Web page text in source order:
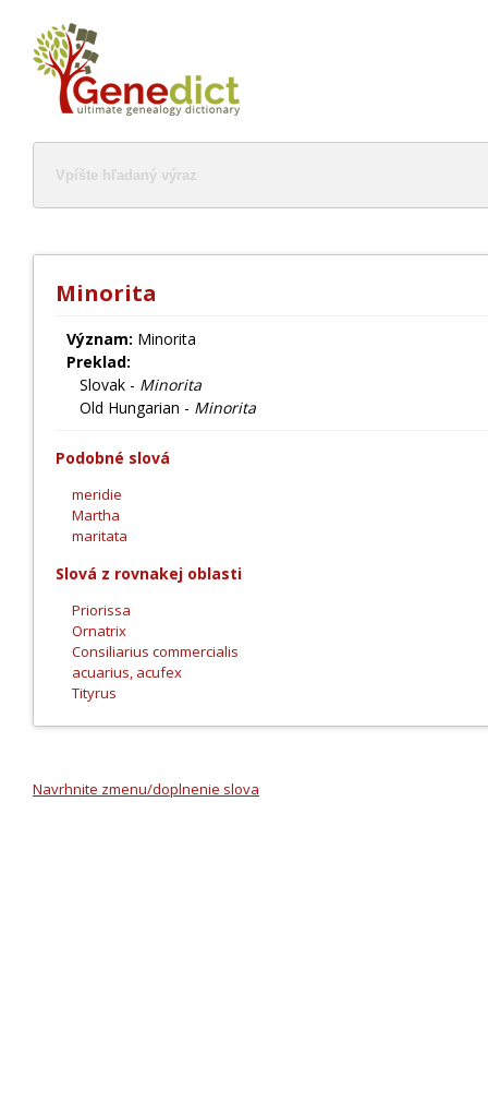
Minorita
Význam: Minorita
Preklad:
Slovak - Minorita
Old Hungarian - Minorita
Podobné slová
meridie
Martha
maritata
Slová z rovnakej oblasti
Priorissa
Ornatrix
Consiliarius commercialis
acuarius, acufex
Tityrus
Navrhnite zmenu/doplnenie slova